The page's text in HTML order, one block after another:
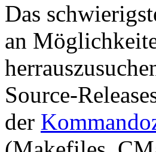
Das
an
Source-
der